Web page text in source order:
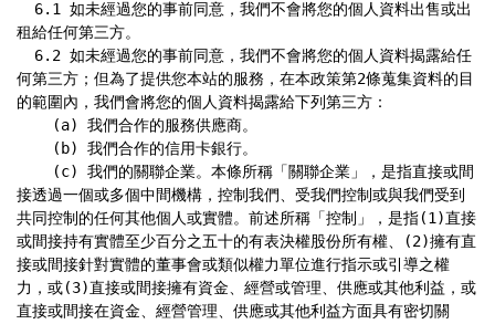
租給任何第三方。
何第三方；但為了提供您本站的服務，在本政策第2條蒐集資料的目
的範圍內，我們會將您的個人資料揭露給下列第三方：
接透過一個或多個中間機構，控制我們、受我們控制或與我們受到
共同控制的任何其他個人或實體。前述所稱「控制」，是指(1)直接
或間接持有實體至少百分之五十的有表決權股份所有權、(2)擁有直
接或間接針對實體的董事會或類似權力單位進行指示或引導之權
力，或(3)直接或間接擁有資金、經營或管理、供應或其他利益，或
直接或間接在資金、經營管理、供應或其他利益方面具有密切關